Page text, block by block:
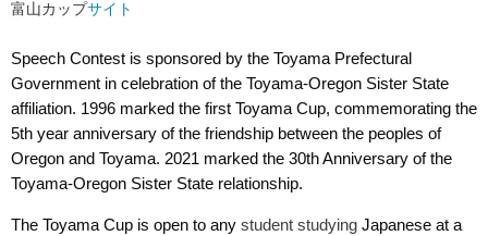
富山カップサイト
Speech Contest is sponsored by the Toyama Prefectural
Government in celebration of the Toyama-Oregon Sister State
affiliation. 1996 marked the first Toyama Cup, commemorating the
5th year anniversary of the friendship between the peoples of
Oregon and Toyama. 2021 marked the 30th Anniversary of the
Toyama-Oregon Sister State relationship.
The Toyama Cup is open to any student studying Japanese at a